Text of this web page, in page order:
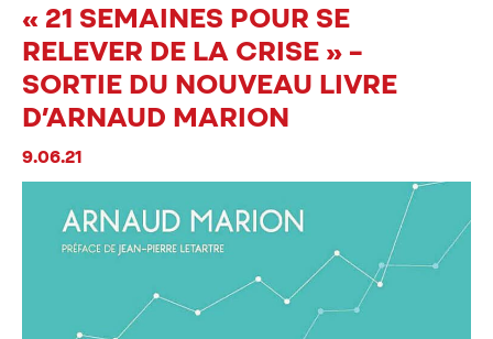
« 21 SEMAINES POUR SE
RELEVER DE LA CRISE » –
SORTIE DU NOUVEAU LIVRE
D’ARNAUD MARION
9.06.21